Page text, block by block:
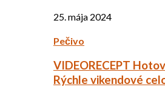
25. mája 2024
Pečivo
VIDEORECEPT
Rýchle vikendové